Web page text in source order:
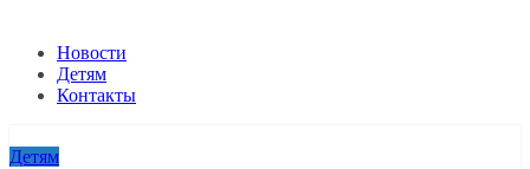
Новости
Детям
Контакты
Детям